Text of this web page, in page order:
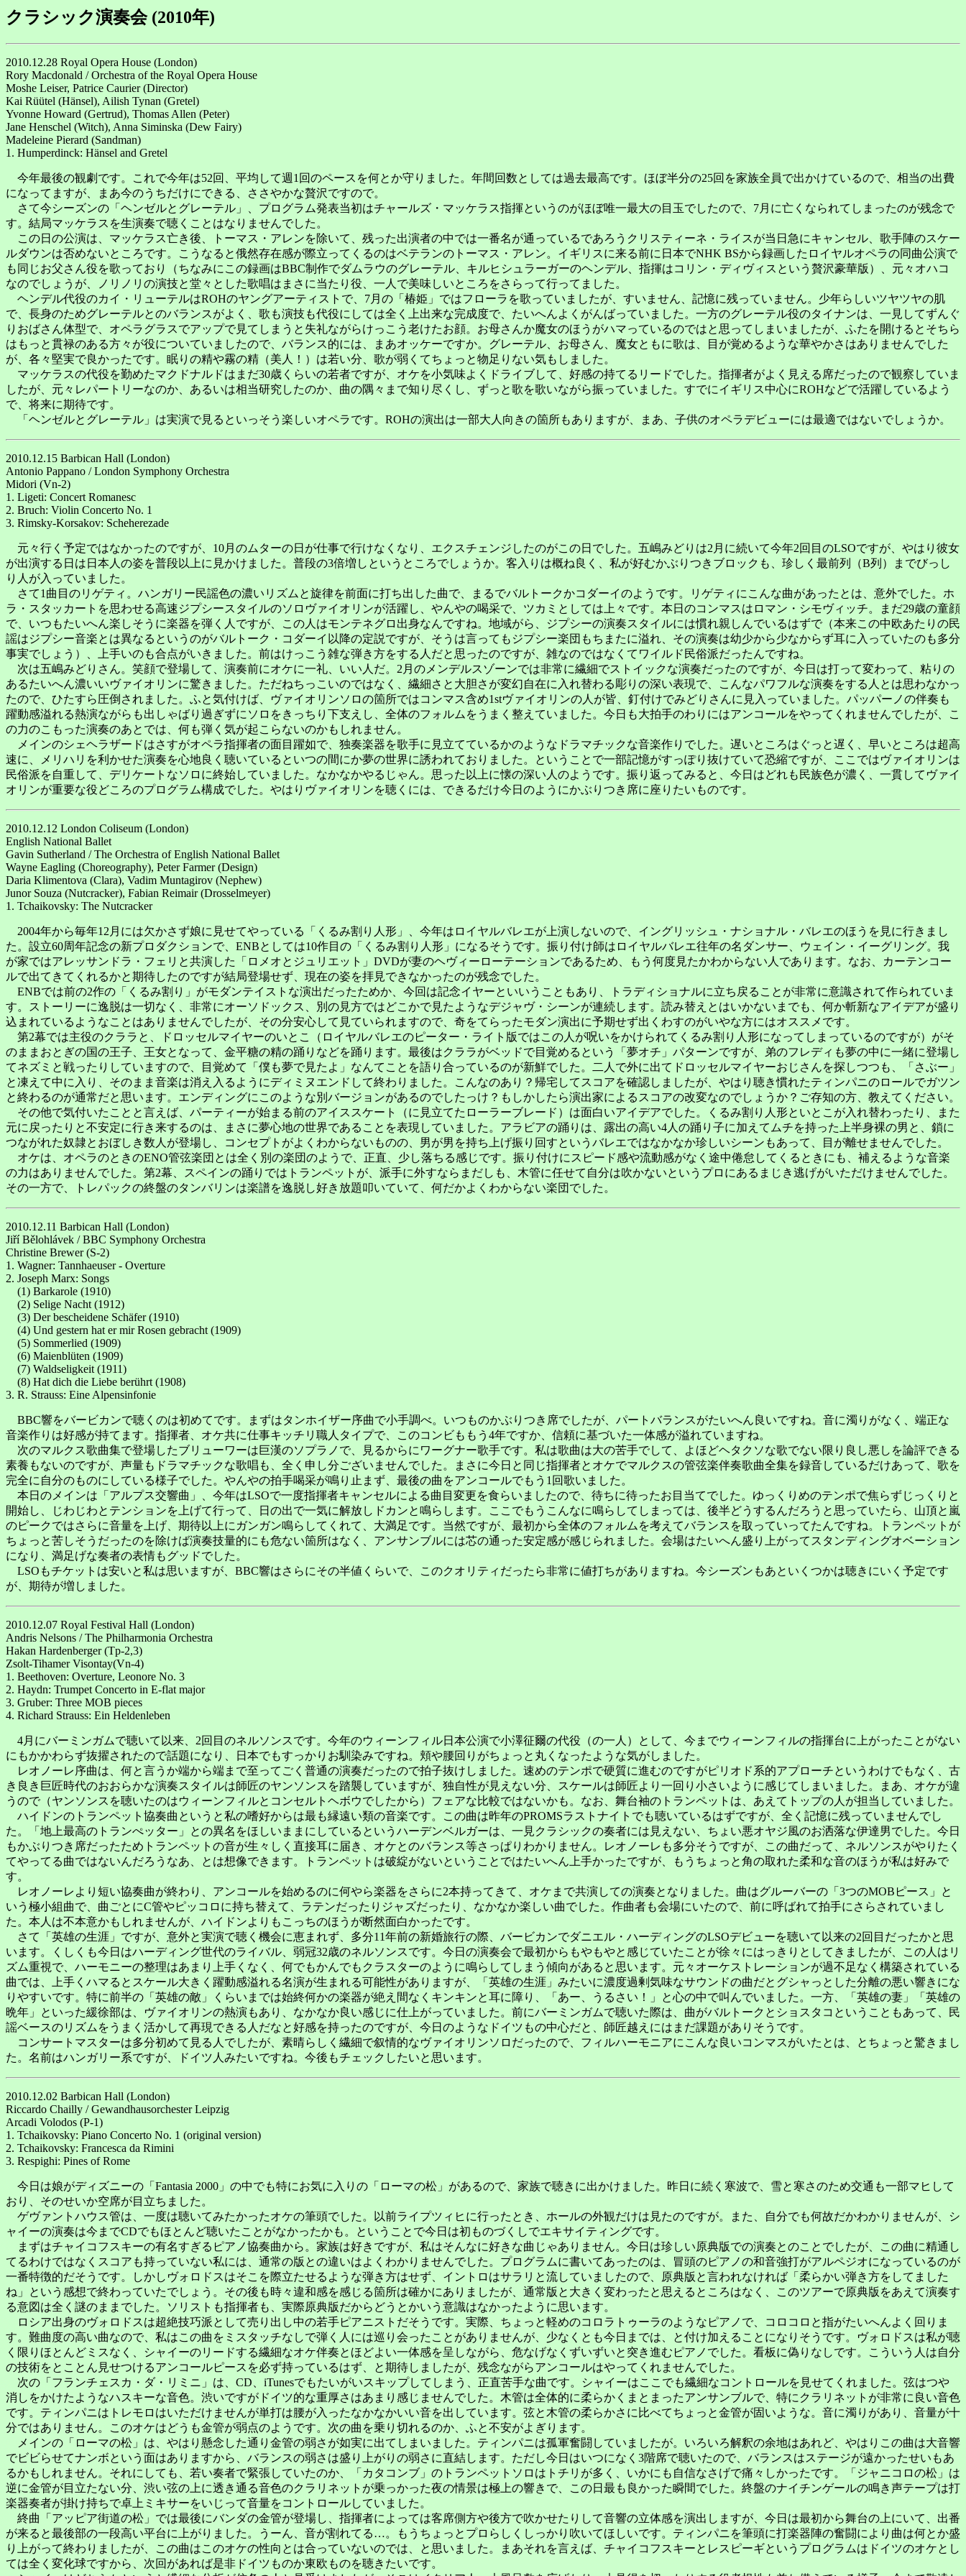
クラシック演奏会 (2010年)
2010.12.28 Royal Opera House (London)
Rory Macdonald / Orchestra of the Royal Opera House
Moshe Leiser, Patrice Caurier (Director)
Kai Rüütel (Hänsel), Ailish Tynan (Gretel)
Yvonne Howard (Gertrud), Thomas Allen (Peter)
Jane Henschel (Witch), Anna Siminska (Dew Fairy)
Madeleine Pierard (Sandman)
1. Humperdinck: Hänsel and Gretel
今年最後の観劇です。これで今年は52回、平均して週1回のペースを何とか守りました。年間回数としては過去最高です。ほぼ半分の25回を家族全員で出かけているので、相当の出費
になってますが、まあ今のうちだけにできる、ささやかな贅沢ですので。
さて今シーズンの「ヘンゼルとグレーテル」、プログラム発表当初はチャールズ・マッケラス指揮というのがほぼ唯一最大の目玉でしたので、7月に亡くなられてしまったのが残念で
す。結局マッケラスを生演奏で聴くことはなりませんでした。
この日の公演は、マッケラス亡き後、トーマス・アレンを除いて、残った出演者の中では一番名が通っているであろうクリスティーネ・ライスが当日急にキャンセル、歌手陣のスケー
ルダウンは否めないところです。こうなると俄然存在感が際立ってくるのはベテランのトーマス・アレン。イギリスに来る前に日本でNHK BSから録画したロイヤルオペラの同曲公演で
も同じお父さん役を歌っており（ちなみにこの録画はBBC制作でダムラウのグレーテル、キルヒシュラーガーのヘンデル、指揮はコリン・ディヴィスという贅沢豪華版）、元々オハコ
なのでしょうが、ノリノリの演技と堂々とした歌唱はまさに当たり役、一人で美味しいところをさらって行ってました。
ヘンデル代役のカイ・リューテルはROHのヤングアーティストで、7月の「椿姫」ではフローラを歌っていましたが、すいません、記憶に残っていません。少年らしいツヤツヤの肌
で、長身のためグレーテルとのバランスがよく、歌も演技も代役にしては全く上出来な完成度で、たいへんよくがんばっていました。一方のグレーテル役のタイナンは、一見してずんぐ
りおばさん体型で、オペラグラスでアップで見てしまうと失礼ながらけっこう老けたお顔。お母さんか魔女のほうがハマっているのではと思ってしまいましたが、ふたを開けるとそちら
はもっと貫禄のある方々が役についていましたので、バランス的には、まあオッケーですか。グレーテル、お母さん、魔女ともに歌は、目が覚めるような華やかさはありませんでした
が、各々堅実で良かったです。眠りの精や霧の精（美人！）は若い分、歌が弱くてちょっと物足りない気もしました。
マッケラスの代役を勤めたマクドナルドはまだ30歳くらいの若者ですが、オケを小気味よくドライブして、好感の持てるリードでした。指揮者がよく見える席だったので観察していま
したが、元々レパートリーなのか、あるいは相当研究したのか、曲の隅々まで知り尽くし、ずっと歌を歌いながら振っていました。すでにイギリス中心にROHなどで活躍しているよう
で、将来に期待です。
「ヘンゼルとグレーテル」は実演で見るといっそう楽しいオペラです。ROHの演出は一部大人向きの箇所もありますが、まあ、子供のオペラデビューには最適ではないでしょうか。
2010.12.15 Barbican Hall (London)
Antonio Pappano / London Symphony Orchestra
Midori (Vn-2)
1. Ligeti: Concert Romanesc
2. Bruch: Violin Concerto No. 1
3. Rimsky-Korsakov: Scheherezade
元々行く予定ではなかったのですが、10月のムターの日が仕事で行けなくなり、エクスチェンジしたのがこの日でした。五嶋みどりは2月に続いて今年2回目のLSOですが、やはり彼女
が出演する日は日本人の姿を普段以上に見かけました。普段の3倍増しというところでしょうか。客入りは概ね良く、私が好むかぶりつきブロックも、珍しく最前列（B列）までびっし
り人が入っていました。
さて1曲目のリゲティ。ハンガリー民謡色の濃いリズムと旋律を前面に打ち出した曲で、まるでバルトークかコダーイのようです。リゲティにこんな曲があったとは、意外でした。ホ
ラ・スタッカートを思わせる高速ジプシースタイルのソロヴァイオリンが活躍し、やんやの喝采で、ツカミとしては上々です。本日のコンマスはロマン・シモヴィッチ。まだ29歳の童顔
で、いつもたいへん楽しそうに楽器を弾く人ですが、この人はモンテネグロ出身なんですね。地域がら、ジプシーの演奏スタイルには慣れ親しんでいるはずで（本来この中欧あたりの民
謡はジプシー音楽とは異なるというのがバルトーク・コダーイ以降の定説ですが、そうは言ってもジプシー楽団もちまたに溢れ、その演奏は幼少から少なからず耳に入っていたのも多分
事実でしょう）、上手いのも合点がいきました。前はけっこう雑な弾き方をする人だと思ったのですが、雑なのではなくてワイルド民俗派だったんですね。
次は五嶋みどりさん。笑顔で登場して、演奏前にオケに一礼、いい人だ。2月のメンデルスゾーンでは非常に繊細でストイックな演奏だったのですが、今日は打って変わって、粘りの
あるたいへん濃いいヴァイオリンに驚きました。ただねちっこいのではなく、繊細さと大胆さが変幻自在に入れ替わる彫りの深い表現で、こんなパワフルな演奏をする人とは思わなかっ
たので、ひたすら圧倒されました。ふと気付けば、ヴァイオリンソロの箇所ではコンマス含め1stヴァイオリンの人が皆、釘付けでみどりさんに見入っていました。パッパーノの伴奏も
躍動感溢れる熱演ながらも出しゃばり過ぎずにソロをきっちり下支えし、全体のフォルムをうまく整えていました。今日も大拍手のわりにはアンコールをやってくれませんでしたが、こ
の力のこもった演奏のあとでは、何も弾く気が起こらないのかもしれません。
メインのシェヘラザードはさすがオペラ指揮者の面目躍如で、独奏楽器を歌手に見立てているかのようなドラマチックな音楽作りでした。遅いところはぐっと遅く、早いところは超高
速に、メリハリを利かせた演奏を心地良く聴いているといつの間にか夢の世界に誘われておりました。ということで一部記憶がすっぽり抜けていて恐縮ですが、ここではヴァイオリンは
民俗派を自重して、デリケートなソロに終始していました。なかなかやるじゃん。思った以上に懐の深い人のようです。振り返ってみると、今日はどれも民族色が濃く、一貫してヴァイ
オリンが重要な役どころのプログラム構成でした。やはりヴァイオリンを聴くには、できるだけ今日のようにかぶりつき席に座りたいものです。
2010.12.12 London Coliseum (London)
English National Ballet
Gavin Sutherland / The Orchestra of English National Ballet
Wayne Eagling (Choreography), Peter Farmer (Design)
Daria Klimentova (Clara), Vadim Muntagirov (Nephew)
Junor Souza (Nutcracker), Fabian Reimair (Drosselmeyer)
1. Tchaikovsky: The Nutcracker
2004年から毎年12月には欠かさず娘に見せてやっている「くるみ割り人形」、今年はロイヤルバレエが上演しないので、イングリッシュ・ナショナル・バレエのほうを見に行きまし
た。設立60周年記念の新プロダクションで、ENBとしては10作目の「くるみ割り人形」になるそうです。振り付け師はロイヤルバレエ往年の名ダンサー、ウェイン・イーグリング。我
が家ではアレッサンドラ・フェリと共演した「ロメオとジュリエット」DVDが妻のヘヴィーローテーションであるため、もう何度見たかわからない人であります。なお、カーテンコー
ルで出てきてくれるかと期待したのですが結局登場せず、現在の姿を拝見できなかったのが残念でした。
ENBでは前の2作の「くるみ割り」がモダンテイストな演出だったためか、今回は記念イヤーといいうこともあり、トラディショナルに立ち戻ることが非常に意識されて作られていま
す。ストーリーに逸脱は一切なく、非常にオーソドックス、別の見方ではどこかで見たようなデジャヴ・シーンが連続します。読み替えとはいかないまでも、何か斬新なアイデアが盛り
込まれているようなことはありませんでしたが、その分安心して見ていられますので、奇をてらったモダン演出に予期せず出くわすのがいやな方にはオススメです。
第2幕では主役のクララと、ドロッセルマイヤーのいとこ（ロイヤルバレエのピーター・ライト版ではこの人が呪いをかけられてくるみ割り人形になってしまっているのですが）がそ
のままおとぎの国の王子、王女となって、金平糖の精の踊りなどを踊ります。最後はクララがベッドで目覚めるという「夢オチ」パターンですが、弟のフレディも夢の中に一緒に登場し
てネズミと戦ったりしていますので、目覚めて「僕も夢で見たよ」なんてことを語り合っているのが新鮮でした。二人で外に出てドロッセルマイヤーおじさんを探しつつも、「さぶー」
と凍えて中に入り、そのまま音楽は消え入るようにディミヌエンドして終わりました。こんなのあり？帰宅してスコアを確認しましたが、やはり聴き慣れたティンパニのロールでガツン
と終わるのが通常だと思います。エンディングにこのような別バージョンがあるのでしたっけ？もしかしたら演出家によるスコアの改変なのでしょうか？ご存知の方、教えてください。
その他で気付いたことと言えば、パーティーが始まる前のアイススケート（に見立てたローラーブレード）は面白いアイデアでした。くるみ割り人形といとこが入れ替わったり、また
元に戻ったりと不安定に行き来するのは、まさに夢心地の世界であることを表現していました。アラビアの踊りは、露出の高い4人の踊り子に加えてムチを持った上半身裸の男と、鎖に
つながれた奴隷とおぼしき数人が登場し、コンセプトがよくわからないものの、男が男を持ち上げ振り回すというバレエではなかなか珍しいシーンもあって、目が離せませんでした。
オケは、オペラのときのENO管弦楽団とは全く別の楽団のようで、正直、少し落ちる感じです。振り付けにスピード感や流動感がなく途中倦怠してくるときにも、補えるような音楽
の力はありませんでした。第2幕、スペインの踊りではトランペットが、派手に外すならまだしも、木管に任せて自分は吹かないというプロにあるまじき逃げがいただけませんでした。
その一方で、トレパックの終盤のタンバリンは楽譜を逸脱し好き放題叩いていて、何だかよくわからない楽団でした。
2010.12.11 Barbican Hall (London)
Jiří Bělohlávek / BBC Symphony Orchestra
Christine Brewer (S-2)
1. Wagner: Tannhaeuser - Overture
2. Joseph Marx: Songs
(1) Barkarole (1910)
(2) Selige Nacht (1912)
(3) Der bescheidene Schäfer (1910)
(4) Und gestern hat er mir Rosen gebracht (1909)
(5) Sommerlied (1909)
(6) Maienblüten (1909)
(7) Waldseligkeit (1911)
(8) Hat dich die Liebe berührt (1908)
3. R. Strauss: Eine Alpensinfonie
BBC響をバービカンで聴くのは初めてです。まずはタンホイザー序曲で小手調べ。いつものかぶりつき席でしたが、パートバランスがたいへん良いですね。音に濁りがなく、端正な
音楽作りは好感が持てます。指揮者、オケ共に仕事キッチリ職人タイプで、このコンビももう4年ですか、信頼に基づいた一体感が溢れていますね。
次のマルクス歌曲集で登場したブリューワーは巨漢のソプラノで、見るからにワーグナー歌手です。私は歌曲は大の苦手でして、よほどヘタクソな歌でない限り良し悪しを論評できる
素養もないのですが、声量もドラマチックな歌唱も、全く申し分ございませんでした。まさに今日と同じ指揮者とオケでマルクスの管弦楽伴奏歌曲全集を録音しているだけあって、歌を
完全に自分のものにしている様子でした。やんやの拍手喝采が鳴り止まず、最後の曲をアンコールでもう1回歌いました。
本日のメインは「アルプス交響曲」、今年はLSOで一度指揮者キャンセルによる曲目変更を食らいましたので、待ちに待ったお目当てでした。ゆっくりめのテンポで焦らずじっくりと
開始し、じわじわとテンションを上げて行って、日の出で一気に解放しドカンと鳴らします。ここでもうこんなに鳴らしてしまっては、後半どうするんだろうと思っていたら、山頂と嵐
のピークではさらに音量を上げ、期待以上にガンガン鳴らしてくれて、大満足です。当然ですが、最初から全体のフォルムを考えてバランスを取っていってたんですね。トランペットが
ちょっと苦しそうだったのを除けば演奏技量的にも危ない箇所はなく、アンサンブルには芯の通った安定感が感じられました。会場はたいへん盛り上がってスタンディングオベーション
になり、満足げな奏者の表情もグッドでした。
LSOもチケットは安いと私は思いますが、BBC響はさらにその半値くらいで、このクオリティだったら非常に値打ちがありますね。今シーズンもあといくつかは聴きにいく予定です
が、期待が増しました。
2010.12.07 Royal Festival Hall (London)
Andris Nelsons / The Philharmonia Orchestra
Hakan Hardenberger (Tp-2,3)
Zsolt-Tihamer Visontay(Vn-4)
1. Beethoven: Overture, Leonore No. 3
2. Haydn: Trumpet Concerto in E-flat major
3. Gruber: Three MOB pieces
4. Richard Strauss: Ein Heldenleben
4月にバーミンガムで聴いて以来、2回目のネルソンスです。今年のウィーンフィル日本公演で小澤征爾の代役（の一人）として、今までウィーンフィルの指揮台に上がったことがない
にもかかわらず抜擢されたので話題になり、日本でもすっかりお馴染みですね。頬や腰回りがちょっと丸くなったような気がしました。
レオノーレ序曲は、何と言うか端から端まで至ってごく普通の演奏だったので拍子抜けしました。速めのテンポで硬質に進むのですがピリオド系的アプローチというわけでもなく、古
き良き巨匠時代のおおらかな演奏スタイルは師匠のヤンソンスを踏襲していますが、独自性が見えない分、スケールは師匠より一回り小さいように感じてしまいました。まあ、オケが違
うので（ヤンソンスを聴いたのはウィーンフィルとコンセルトヘボウでしたから）フェアな比較ではないかも。なお、舞台袖のトランペットは、あえてトップの人が担当していました。
ハイドンのトランペット協奏曲というと私の嗜好からは最も縁遠い類の音楽です。この曲は昨年のPROMSラストナイトでも聴いているはずですが、全く記憶に残っていませんでし
た。「地上最高のトランぺッター」との異名をほしいままにしているというハーデンベルガーは、一見クラシックの奏者には見えない、ちょい悪オヤジ風のお洒落な伊達男でした。今日
もかぶりつき席だったためトランペットの音が生々しく直接耳に届き、オケとのバランス等さっぱりわかりません。レオノーレも多分そうですが、この曲だって、ネルソンスがやりたく
てやってる曲ではないんだろうなあ、とは想像できます。トランペットは破綻がないということではたいへん上手かったですが、もうちょっと角の取れた柔和な音のほうが私は好みで
す。
レオノーレより短い協奏曲が終わり、アンコールを始めるのに何やら楽器をさらに2本持ってきて、オケまで共演しての演奏となりました。曲はグルーバーの「3つのMOBピース」と
いう極小組曲で、曲ごとにC管やピッコロに持ち替えて、ラテンだったりジャズだったり、なかなか楽しい曲でした。作曲者も会場にいたので、前に呼ばれて拍手にさらされていまし
た。本人は不本意かもしれませんが、ハイドンよりもこっちのほうが断然面白かったです。
さて「英雄の生涯」ですが、意外と実演で聴く機会に恵まれず、多分11年前の新婚旅行の際、バービカンでダニエル・ハーディングのLSOデビューを聴いて以来の2回目だったかと思
います。くしくも今日はハーディング世代のライバル、弱冠32歳のネルソンスです。今日の演奏会で最初からもやもやと感じていたことが徐々にはっきりとしてきましたが、この人はリ
ズム重視で、ハーモニーの整理はあまり上手くなく、何でもかんでもクラスターのように鳴らしてしまう傾向があると思います。元々オーケストレーションが過不足なく構築されている
曲では、上手くハマるとスケール大きく躍動感溢れる名演が生まれる可能性がありますが、「英雄の生涯」みたいに濃度過剰気味なサウンドの曲だとグシャっとした分離の悪い響きにな
りやすいです。特に前半の「英雄の敵」くらいまでは始終何かの楽器が絶え間なくキンキンと耳に障り、「あー、うるさい！」と心の中で叫んでいました。一方、「英雄の妻」「英雄の
晩年」といった緩徐部は、ヴァイオリンの熱演もあり、なかなか良い感じに仕上がっていました。前にバーミンガムで聴いた際は、曲がバルトークとショスタコということもあって、民
謡ベースのリズムをうまく活かして再現できる人だなと好感を持ったのですが、今日のようなドイツもの中心だと、師匠越えにはまだ課題がありそうです。
コンサートマスターは多分初めて見る人でしたが、素晴らしく繊細で叙情的なヴァイオリンソロだったので、フィルハーモニアにこんな良いコンマスがいたとは、とちょっと驚きまし
た。名前はハンガリー系ですが、ドイツ人みたいですね。今後もチェックしたいと思います。
2010.12.02 Barbican Hall (London)
Riccardo Chailly / Gewandhausorchester Leipzig
Arcadi Volodos (P-1)
1. Tchaikovsky: Piano Concerto No. 1 (original version)
2. Tchaikovsky: Francesca da Rimini
3. Respighi: Pines of Rome
今日は娘がディズニーの「Fantasia 2000」の中でも特にお気に入りの「ローマの松」があるので、家族で聴きに出かけました。昨日に続く寒波で、雪と寒さのため交通も一部マヒして
おり、そのせいか空席が目立ちました。
ゲヴァントハウス管は、一度は聴いてみたかったオケの筆頭でした。以前ライプツィヒに行ったとき、ホールの外観だけは見たのですが。また、自分でも何故だかわかりませんが、シ
ャイーの演奏は今までCDでもほとんど聴いたことがなかったかも。ということで今日は初ものづくしでエキサイティングです。
まずはチャイコフスキーの有名すぎるピアノ協奏曲から。家族は好きですが、私はそんなに好きな曲じゃありません。今日は珍しい原典版での演奏とのことでしたが、この曲に精通し
てるわけではなくスコアも持っていない私には、通常の版との違いはよくわかりませんでした。プログラムに書いてあったのは、冒頭のピアノの和音強打がアルペジオになっているのが
一番特徴的だそうです。しかしヴォロドスはそこを際立たせるような弾き方はせず、イントロはサラリと流していましたので、原典版と言われなければ「柔らかい弾き方をしてました
ね」という感想で終わっていたでしょう。その後も時々違和感を感じる箇所は確かにありましたが、通常版と大きく変わったと思えるところはなく、このツアーで原典版をあえて演奏す
る意図は全く謎のままでした。ソリストも指揮者も、実際原典版だからどうとかいう意識はなかったように思います。
ロシア出身のヴォロドスは超絶技巧派として売り出し中の若手ピアニストだそうです。実際、ちょっと軽めのコロラトゥーラのようなピアノで、コロコロと指がたいへんよく回りま
す。難曲度の高い曲なので、私はこの曲をミスタッチなしで弾く人には巡り会ったことがありませんが、少なくとも今日までは、と付け加えることになりそうです。ヴォロドスは私が聴
く限りほとんどミスなく、シャイーのリードする繊細なオケ伴奏とほどよい一体感を呈しながら、危なげなくずいずいと突き進むピアノでした。看板に偽りなしです。こういう人は自分
の技術をとことん見せつけるアンコールピースを必ず持っているはず、と期待しましたが、残念ながらアンコールはやってくれませんでした。
次の「フランチェスカ・ダ・リミニ」は、CD、iTunesでもたいがいスキップしてしまう、正直苦手な曲です。シャイーはここでも繊細なコントロールを見せてくれました。弦はつや
消しをかけたようなハスキーな音色。渋いですがドイツ的な重厚さはあまり感じませんでした。木管は全体的に柔らかくまとまったアンサンブルで、特にクラリネットが非常に良い音色
です。ティンパニはトレモロはいただけませんが単打は腰が入ったなかなかいい音を出しています。弦と木管の柔らかさに比べてちょっと金管が固いような。音に濁りがあり、音量が十
分ではありません。このオケはどうも金管が弱点のようです。次の曲を乗り切れるのか、ふと不安がよぎります。
メインの「ローマの松」は、やはり懸念した通り金管の弱さが如実に出てしまいました。ティンパニは孤軍奮闘していましたが。いろいろ解釈の余地はあれど、やはりこの曲は大音響
でビビらせてナンボという面はありますから、バランスの弱さは盛り上がりの弱さに直結します。ただし今日はいつになく3階席で聴いたので、バランスはステージが遠かったせいもあ
るかもしれません。それにしても、若い奏者で緊張していたのか、「カタコンブ」のトランペットソロはトチリが多く、いかにも自信なさげで痛々しかったです。「ジャニコロの松」は
逆に金管が目立たない分、渋い弦の上に透き通る音色のクラリネットが乗っかった夜の情景は極上の響きで、この日最も良かった瞬間でした。終盤のナイチンゲールの鳴き声テープは打
楽器奏者が掛け持ちで卓上ミキサーをいじって音量をコントロールしていました。
終曲「アッピア街道の松」では最後にバンダの金管が登場し、指揮者によっては客席側方や後方で吹かせたりして音響の立体感を演出しますが、今日は最初から舞台の上にいて、出番
が来ると最後部の一段高い平台に上がりました。うーん、音が割れてる…。もうちょっとプロらしくしっかり吹いてほしいです。ティンパニを筆頭に打楽器陣の奮闘により曲は何とか盛
り上がって終わりましたが、この曲はこのオケの性向とは合っていないのでは、と思いました。まあそれを言えば、チャイコフスキーとレスピーギというプログラムはドイツのオケとし
ては全く変化球ですから、次回があれば是非ドイツものか東欧ものを聴きたいです。